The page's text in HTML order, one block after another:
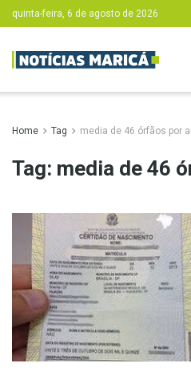
quinta-feira, 6 de agosto de 2026
Home Tag media de 46 órfãos por
Tag: media de 46